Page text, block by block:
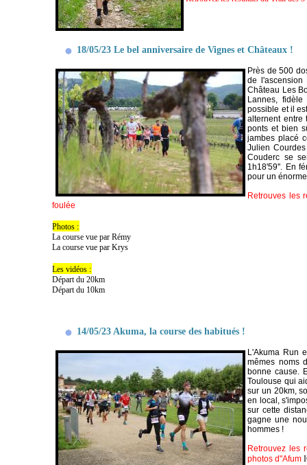
18/05/23 Le bel anniversaire de Vignes et Châteaux !
Près de 500
de l'ascension
Château Les
Lannes,
possible et il
alternent entre
ponts et bien
jambes placé
Julien
Couderc se
1h18'59''. En
pour un
Retrouves les
foulée
Photos :
La course vue par Rémy
La course vue par Krys
Les vidéos :
Départ du 20km
Départ du 10km
14/05/23 Akuma, la course des habitués !
L'Akuma Run
mêmes noms
bonne cause.
Toulouse qui
sur un 20km,
en local,
sur cette
gagne une
hommes !
Retrouvez les
photos d"Afum